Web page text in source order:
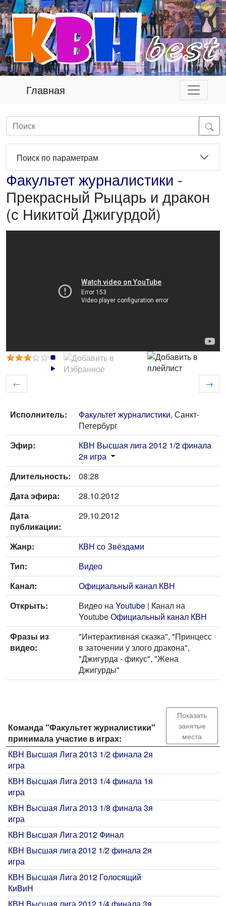
Главная
Поиск по параметрам
Факультет журналистики -
Прекрасный Рыцарь и дракон
(с Никитой Джигурдой)
← →
Исполнитель: Факультет журналистики, Санкт-
Петербург
Эфир:
КВН Высшая лига 2012 1/2 финала
2я игра
Длительность:
08:28
Дата эфира:
28.10.2012
Дата
публикации:
29.10.2012
Жанр:
КВН со Звёздами
Тип:
Видео
Канал:
Официальный канал КВН
Открыть:
Видео на Youtube | Канал на
YoutubeОфициальный канал КВН
Фразы из
видео:
"Интерактивная сказка", "Принцесс
в заточении у злого дракона",
"Джигурда - фикус", "Жена
Джигурды"
Команда "Факультет журналистики"
принимала участие в играх:
Показать
занятые
места
КВН Высшая Лига 2013 1/2 финала 2я
игра
КВН Высшая Лига 2013 1/4 финала 1я
игра
КВН Высшая Лига 2013 1/8 финала 3я
игра
КВН Высшая Лига 2012 Финал
КВН Высшая лига 2012 1/2 финала 2я
игра
КВН Высшая Лига 2012 Голосящий
КиВиН
КВН Высшая лига 2012 1/4 финала 3я